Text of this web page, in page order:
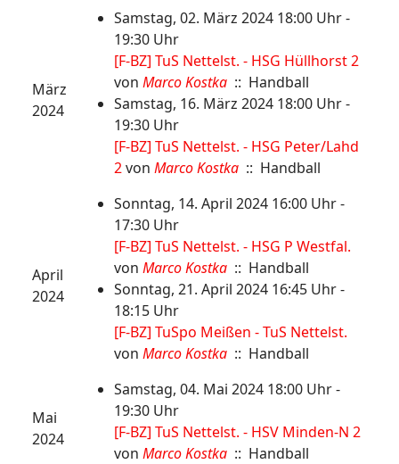
März
2024
Samstag, 02. März 2024 18:00 Uhr -
19:30 Uhr
[F-BZ] TuS Nettelst. - HSG Hüllhorst 2
von Marco Kostka :: Handball
Samstag, 16. März 2024 18:00 Uhr -
19:30 Uhr
[F-BZ] TuS Nettelst. - HSG Peter/Lahd
2von Marco Kostka :: Handball
April
2024
Sonntag, 14. April 2024 16:00 Uhr -
17:30 Uhr
[F-BZ] TuS Nettelst. - HSG P Westfal.
von Marco Kostka :: Handball
Sonntag, 21. April 2024 16:45 Uhr -
18:15 Uhr
[F-BZ] TuSpo Meißen - TuS Nettelst.
von Marco Kostka :: Handball
Mai
2024
Samstag, 04. Mai 2024 18:00 Uhr -
19:30 Uhr
[F-BZ] TuS Nettelst. - HSV Minden-N 2
von Marco Kostka :: Handball